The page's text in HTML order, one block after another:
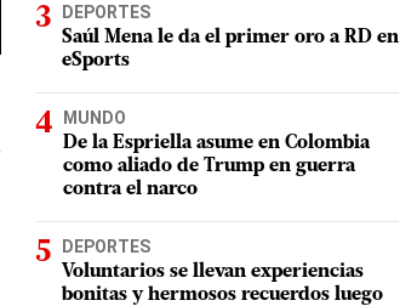
DEPORTES
Saúl Mena le da el primer oro a RD en
eSports
MUNDO
De la Espriella asume en Colombia
como aliado de Trump en guerra
contra el narco
DEPORTES
Voluntarios se llevan experiencias
bonitas y hermosos recuerdos luego